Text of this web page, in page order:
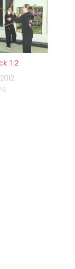
1:2